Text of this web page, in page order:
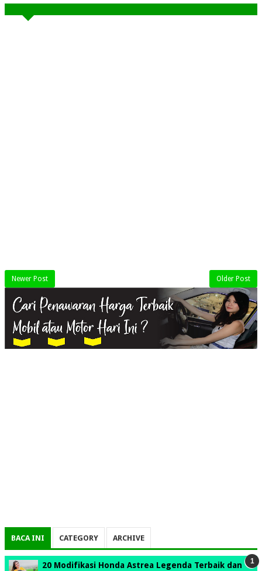
Newer Post Older Post
BACA INI CATEGORY ARCHIVE
20 Modifikasi Honda Astrea Legenda Terbaik dan